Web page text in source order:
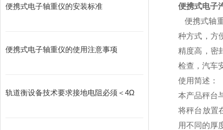
便携式电子轴重仪的安装标准
便携式电子轴重仪的使用注意事项
轨道衡设备技术要求接地电阻必须＜4Ω
便携式电子
便携式轴
种方式，方
精度高，密
检查，汽车
使用简述：
本产品秤台
将秤台放置
用不同的厚